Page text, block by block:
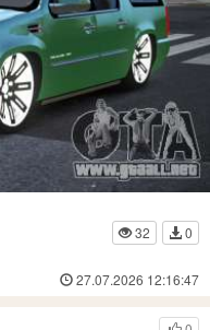
32
0
27.07.2026 12:16:47